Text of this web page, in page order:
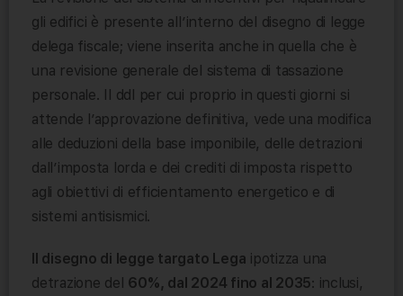
gli edifici è presente all’interno del disegno di legge
delega fiscale; viene inserita anche in quella che è
una revisione generale del sistema di tassazione
personale. Il ddl per cui proprio in questi giorni si
attende l’approvazione definitiva, vede una modifica
alle deduzioni della base imponibile, delle detrazioni
dall’imposta lorda e dei crediti di imposta rispetto
agli obiettivi di efficientamento energetico e di
sistemi antisismici.
Il disegno di legge targato Lega ipotizza una
detrazione del 60%, dal 2024 fino al 2035: inclusi,